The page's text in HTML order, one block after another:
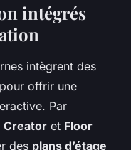
intégrés
intègrent des
pour offrir une
Par
Creator et Floor
des plans d’étage